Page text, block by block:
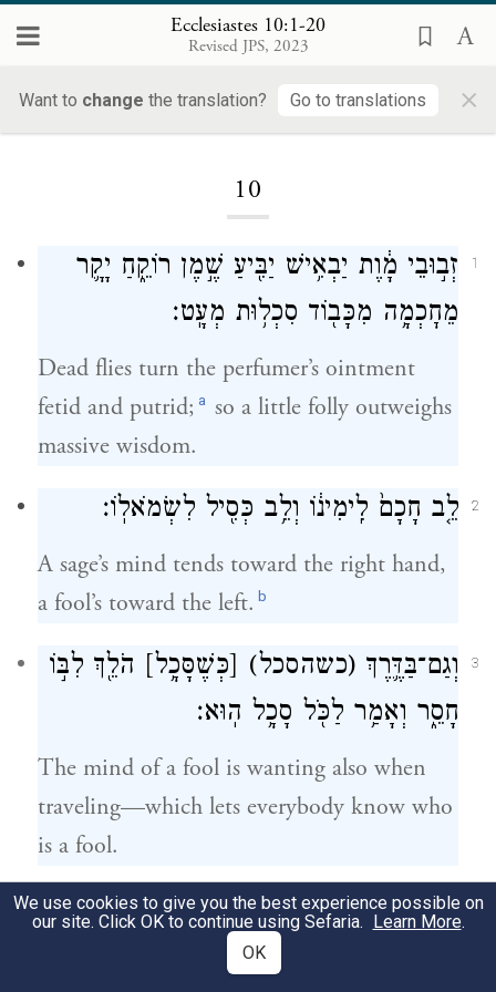
Ecclesiastes 10:1-20
Revised JPS, 2023
Want to change the translation? Go to translations ×
10
1
זְב֣וּבֵי מָ֔וֶת יַבְאִ֥ישׁ יַבִּ֖יעַ שֶׁ֣מֶן רוֹקֵ֑חַ יָקָ֛ר
מֵחׇכְמָ֥ה מִכָּב֖וֹד סִכְל֥וּת מְעָֽט׃
Dead flies turn the perfumer’s ointment
fetid and putrid; a so a little folly outweighs
massive wisdom.
2 לֵ֤ב חָכָם֙ לִֽימִינ֔וֹ וְלֵ֥ב כְּסִ֖יל לִשְׂמֹאלֽוֹ׃
A sage’s mind tends toward the right hand,
a fool’s toward the left. b
3 וְגַם־בַּדֶּ֛רֶךְ (כשהסכל) [כְּשֶׁסָּכָ֥ל] הֹלֵ֖ךְ לִבּ֣וֹ
חָסֵ֑ר וְאָמַ֥ר לַכֹּ֖ל סָכָ֥ל הֽוּא׃
The mind of a fool is wanting also when
traveling—which lets everybody know who
is a fool.
4
אִם־ר֤וּחַ הַמּוֹשֵׁל֙ תַּעֲלֶ֣ה עָלֶ֔יךָ מְקוֹמְךָ֖
אַל־תַּנַּ֑ח כִּ֣י מַרְפֵּ֔א יַנִּ֖יחַ חֲטָאִ֥ים גְּדוֹלִֽים׃
We use cookies to give you the best experience possible on
our site. Click OK to continue using Sefaria. Learn More.
OK